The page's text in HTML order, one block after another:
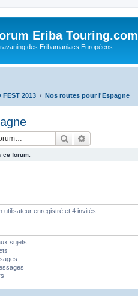
Eriba Touring.com
des Eribamaniacs Européens
FEST 2013 Nos routes pour l'Espagne
Rechercher
ce forum.
utilisateur enregistré et 4 invités
sujets